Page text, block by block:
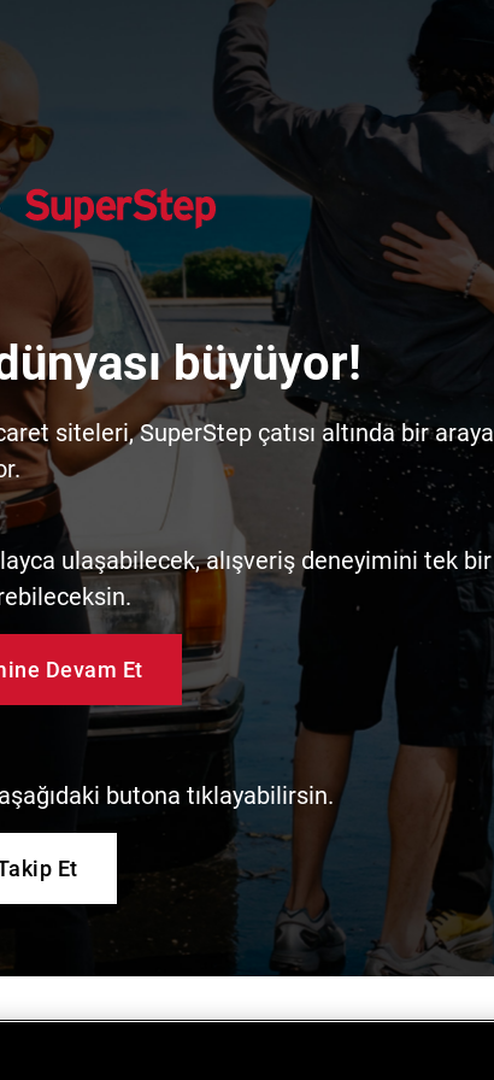
büyüyor!
siteleri, SuperStep çatısı altında bir araya
ulaşabilecek, alışveriş deneyimini tek bir
Devam Et
butona tıklayabilirsin.
Et